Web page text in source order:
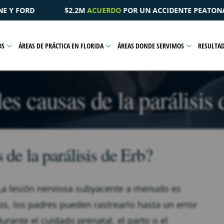
POR UN ACCIDENTE PEATONAL QUE RESULTÓ EN UNA LESIÓN
ÁREAS DE PRÁCTICA EN FLORIDA ÁREAS DONDE SERVIMOS
causas de la parálisis
de la parálisis de Erb?
La lesión nerviosa subyacente a menudo es
los padres pueden rastrearlo hasta un error
el cuidado prenatal, el parto o el